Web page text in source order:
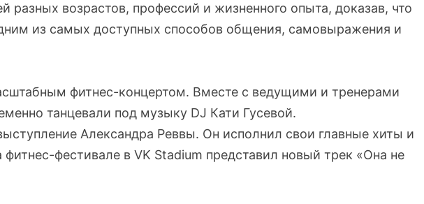
разных возрастов, профессий и жизненного опыта, доказав, что
из самых доступных способов общения, самовыражения и
фитнес-концертом. Вместе с ведущими и тренерами
танцевали под музыку DJ Кати Гусевой.
Александра Реввы. Он исполнил свои главные хиты и
фестивале в VK Stadium представил новый трек «Она не